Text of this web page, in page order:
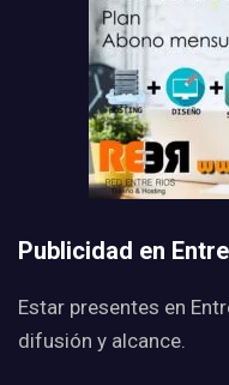
Publicidad en
Estar presentes en
difusión y alcance.